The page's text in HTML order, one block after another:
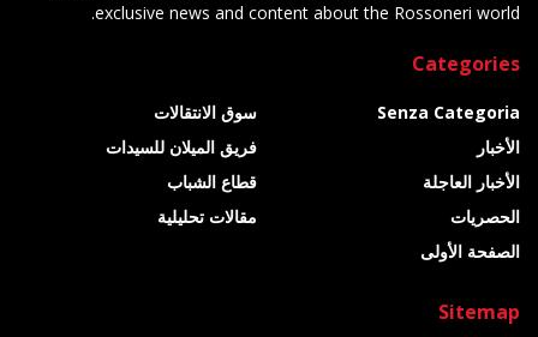
exclusive news and content about the Rossoneri world.
Categories
Senza Categoria
الأخبار
الأخبار العاجلة
الحصريات
الصفحة الأولى
سوق الانتقالات
فريق الميلان للسيدات
قطاع الشباب
مقالات تحليلية
Sitemap